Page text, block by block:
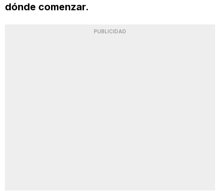
dónde comenzar.
PUBLICIDAD